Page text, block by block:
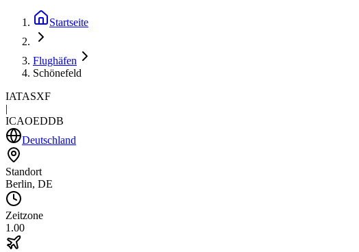
Startseite
Flughäfen
Schönefeld
IATASXF
|
ICAOEDDB
Deutschland
Standort
Berlin, DE
Zeitzone
1.00